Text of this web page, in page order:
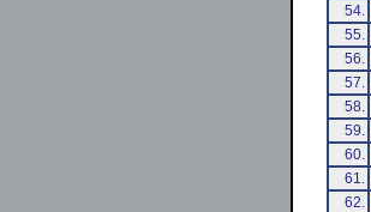
54.
55.
56.
57.
58.
59.
60.
61.
62.